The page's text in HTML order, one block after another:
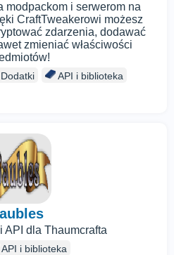
modpackom i serwerom na
CraftTweakerowi możesz
zdarzenia, dodawać
zmieniać właściwości
Dodatki API i biblioteka
API dla Thaumcrafta
API i biblioteka